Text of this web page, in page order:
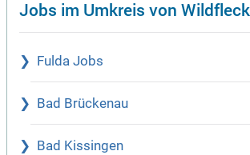
Jobs im Umkreis von
Fulda Jobs
Bad Brückenau
Bad Kissingen